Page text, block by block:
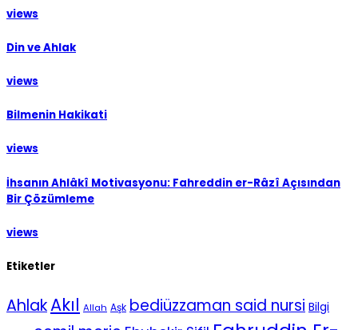
views
Din ve Ahlak
views
Bilmenin Hakikati
views
İhsanın Ahlâkî Motivasyonu: Fahreddin er-Râzî Açısından
Bir Çözümleme
views
Etiketler
AhlakAkıl Allah Aşk bediüzzaman said nursi Bilgi